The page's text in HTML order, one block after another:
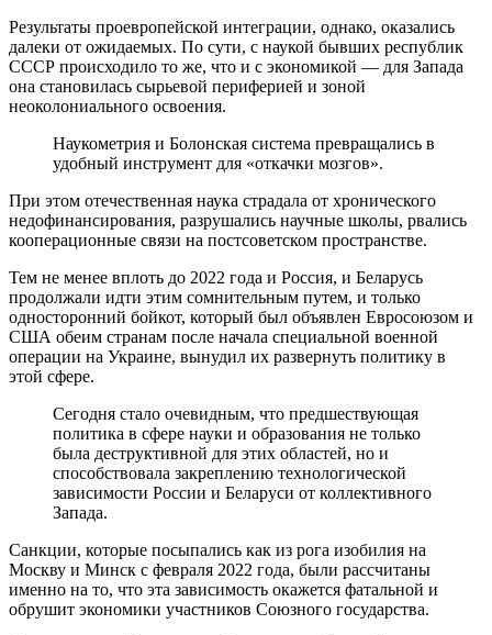
Результаты проевропейской интеграции, однако, оказались
далеки от ожидаемых. По сути, с наукой бывших республик
СССР происходило то же, что и с экономикой — для Запада
она становилась сырьевой периферией и зоной
неоколониального освоения.
Наукометрия и Болонская система превращались в
удобный инструмент для «откачки мозгов».
При этом отечественная наука страдала от хронического
недофинансирования, разрушались научные школы, рвались
кооперационные связи на постсоветском пространстве.
Тем не менее вплоть до 2022 года и Россия, и Беларусь
продолжали идти этим сомнительным путем, и только
односторонний бойкот, который был объявлен Евросоюзом и
США обеим странам после начала специальной военной
операции на Украине, вынудил их развернуть политику в
этой сфере.
Сегодня стало очевидным, что предшествующая
политика в сфере науки и образования не только
была деструктивной для этих областей, но и
способствовала закреплению технологической
зависимости России и Беларуси от коллективного
Запада.
Санкции, которые посыпались как из рога изобилия на
Москву и Минск с февраля 2022 года, были рассчитаны
именно на то, что эта зависимость окажется фатальной и
обрушит экономики участников Союзного государства.